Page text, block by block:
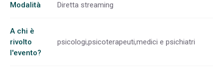
Modalità Diretta streaming
A chi è
rivolto
l'evento?
psicologi,psicoterapeuti,medici e psichiatri